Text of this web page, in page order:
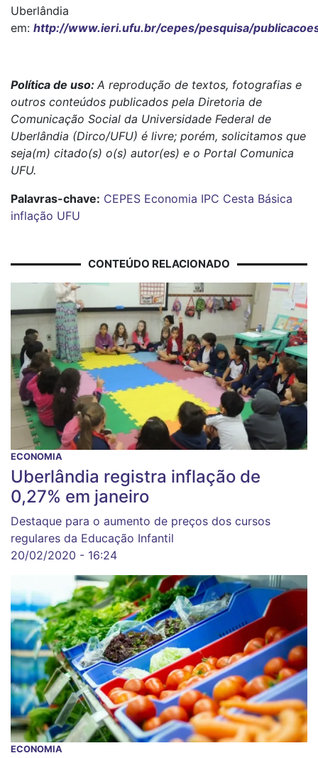
Uberlândia
em: http://www.ieri.ufu.br/cepes/pesquisa/
Política de uso: A reprodução de textos, fotografias e
outros conteúdos publicados pela Diretoria de
Comunicação Social da Universidade Federal de
Uberlândia (Dirco/UFU) é livre; porém, solicitamos que
seja(m) citado(s) o(s) autor(es) e o Portal Comunica
UFU.
Palavras-chave: CEPES Economia IPC Cesta Básica
inflação UFU
CONTEÚDO RELACIONADO
ECONOMIA
Uberlândia registra inflação de
0,27% em janeiro
Destaque para o aumento de preços dos cursos
regulares da Educação Infantil
20/02/2020 - 16:24
ECONOMIA